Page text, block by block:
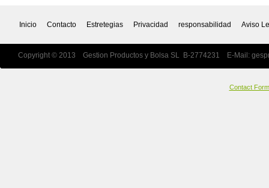
Inicio Contacto Estretegias Privacidad responsabilidad Aviso
Copyright © 2013 Gestion Productos y Bolsa SL B-2774231 E-Mail:
Contact Form